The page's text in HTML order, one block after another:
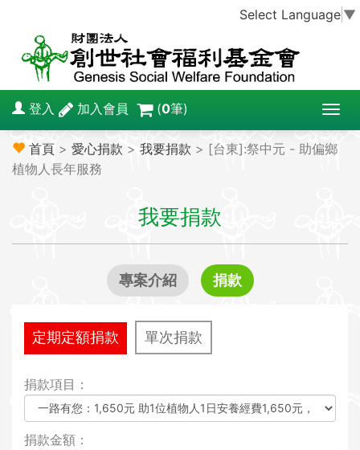
Select Language ▼
T
o
g
o
n
登入 加入會員 (0筆)
首頁 > 愛心捐款 > 我要捐款 > [台東]:祭中元 - 助偏鄉
植物人長年服務
我要捐款
專案介紹 捐款
定期定額捐款 單次捐款
捐款項目：
捐款金額：